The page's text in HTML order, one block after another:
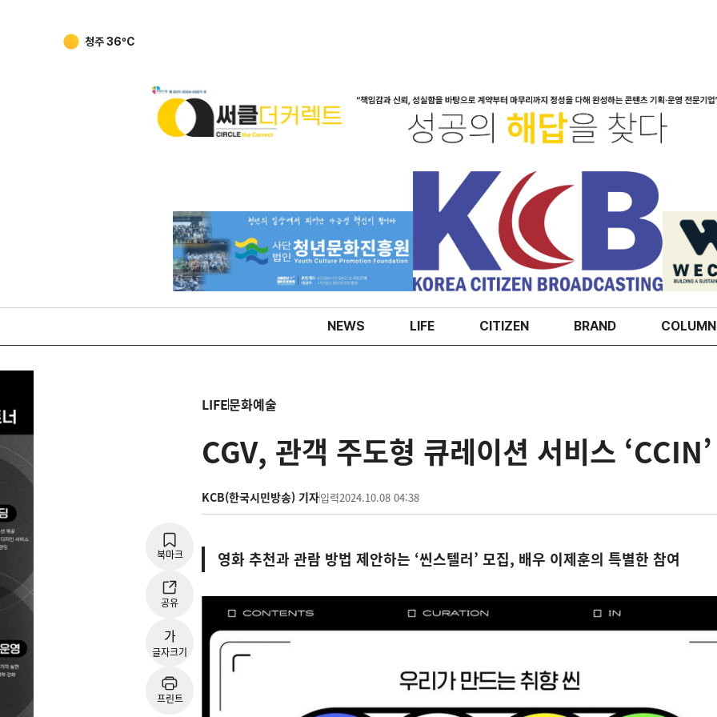
강릉36ºC
NEWS LIFE CITIZEN BRAND COLUMN
LIFE문화예술
CGV, 관객 주도형 큐레이션 서비스
KCB(한국시민방송) 기자입력2024.10.08 04:38
북마크
공유
가
글자크기
프린트
영화 추천과 관람 방법 제안하는 ‘씬스텔러’ 모집, 배우 이제훈의 특별한 참여